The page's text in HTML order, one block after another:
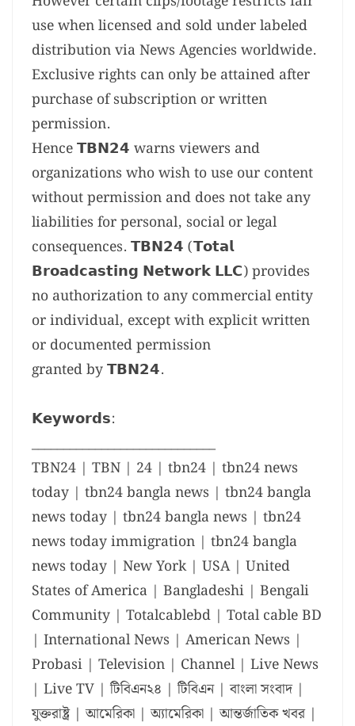
use when licensed and sold under labeled
distribution via News Agencies worldwide.
Exclusive rights can only be attained after
purchase of subscription or written
permission.
Hence 𝗧𝗕𝗡𝟮𝟰 warns viewers and
organizations who wish to use our content
without permission and does not take any
liabilities for personal, social or legal
consequences. 𝗧𝗕𝗡𝟮𝟰 (𝗧𝗼𝘁𝗮𝗹
𝗕𝗿𝗼𝗮𝗱𝗰𝗮𝘀𝘁𝗶𝗻𝗴 𝗡𝗲𝘁𝘄𝗼𝗿𝗸 𝗟𝗟𝗖) provides
no authorization to any commercial entity
or individual, except with explicit written
or documented permission
granted by 𝗧𝗕𝗡𝟮𝟰.
𝗞𝗲𝘆𝘄𝗼𝗿𝗱𝘀:
_____________________________
TBN24 | TBN | 24 | tbn24 | tbn24 news
today | tbn24 bangla news | tbn24 bangla
news today | tbn24 bangla news | tbn24
news today immigration | tbn24 bangla
news today | New York | USA | United
States of America | Bangladeshi | Bengali
Community | Totalcablebd | Total cable BD
| International News | American News |
Probasi | Television | Channel | Live News
| Live TV | টিবিএন২৪ | টিবিএন | বাংলা সংবাদ |
যুক্তরাষ্ট্র | আমেরিকা | অ্যামেরিকা | আন্তর্জাতিক খবর |